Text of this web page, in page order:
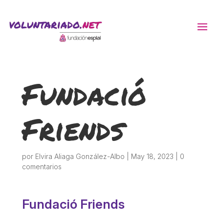
Fundació
Friends
por Elvira Aliaga González-Albo May 18, 2023
0
comentarios
Fundació Friends
MÓN ESCOLAR
ALBERG CENTRE ESPLAI
FORMACIÓ